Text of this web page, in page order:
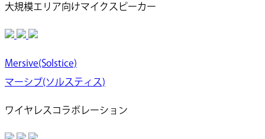
大規模エリア向けマイクスピーカー
Mersive(Solstice)
マーシブ(ソルスティス)
ワイヤレスコラボレーション